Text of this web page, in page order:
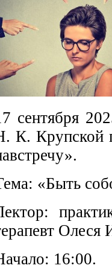
сентября
К. Крупской
«Быть
Олеся
16:00.